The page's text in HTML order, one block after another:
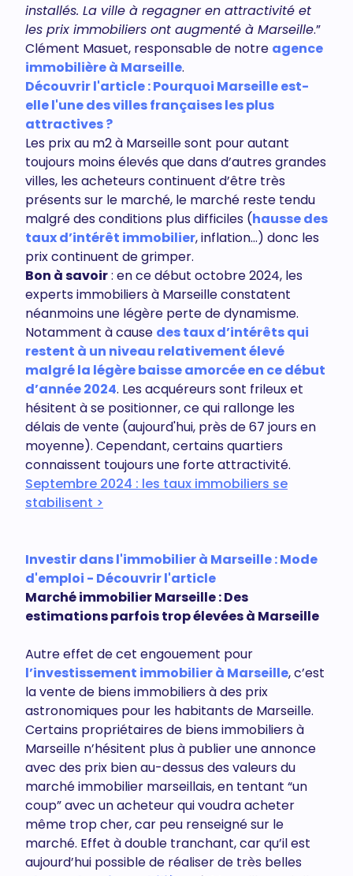
installés. La ville à regagner en attractivité et
les prix immobiliers ont augmenté à Marseille.”
Clément Masuet, responsable de notre agence
immobilière à Marseille.
Découvrir l'article : Pourquoi Marseille est-
elle l'une des villes françaises les plus
attractives ?
Les prix au m2 à Marseille sont pour autant
toujours moins élevés que dans d’autres grandes
villes, les acheteurs continuent d’être très
présents sur le marché, le marché reste tendu
malgré des conditions plus difficiles (hausse des
taux d’intérêt immobilier, inflation…) donc les
prix continuent de grimper.
Bon à savoir: en ce début octobre 2024, les
experts immobiliers à Marseille constatent
néanmoins une légère perte de dynamisme.
Notamment à cause des taux d’intérêts qui
restent à un niveau relativement élevé
malgré la légère baisse amorcée en ce début
d’année 2024. Les acquéreurs sont frileux et
hésitent à se positionner, ce qui rallonge les
délais de vente (aujourd'hui, près de 67 jours en
moyenne). Cependant, certains quartiers
connaissent toujours une forte attractivité.
Septembre 2024 : les taux immobiliers se
stabilisent >
Investir dans l'immobilier à Marseille : Mode
d'emploi - Découvrir l'article
Marché immobilier Marseille : Des
estimations parfois trop élevées à Marseille
Autre effet de cet engouement pour
l’investissement immobilier à Marseille, c’est
la vente de biens immobiliers à des prix
astronomiques pour les habitants de Marseille.
Certains propriétaires de biens immobiliers à
Marseille n’hésitent plus à publier une annonce
avec des prix bien au-dessus des valeurs du
marché immobilier marseillais, en tentant “un
coup” avec un acheteur qui voudra acheter
même trop cher, car peu renseigné sur le
marché. Effet à double tranchant, car qu’il est
aujourd’hui possible de réaliser de très belles